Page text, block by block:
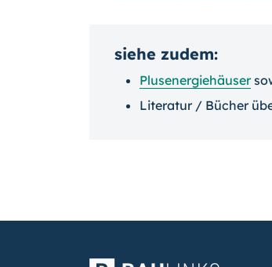
siehe zudem:
Plusenergiehäuser
Literatur / Bücher